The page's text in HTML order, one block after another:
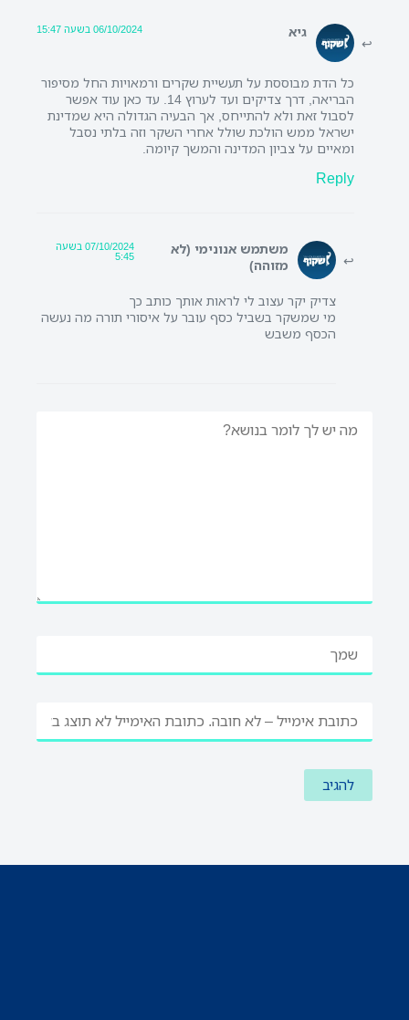
גיא 06/10/2024 בשעה 15:47
כל הדת מבוססת על תעשיית שקרים ורמאויות החל מסיפור
הבריאה, דרך צדיקים ועד לערוץ 14. עד כאן עוד אפשר
לסבול זאת ולא להתייחס, אך הבעיה הגדולה היא שמדינת
ישראל ממש הולכת שולל אחרי השקר וזה בלתי נסבל
ומאיים על צביון המדינה והמשך קיומה.
Reply
משתמש אנונימי (לא
מזוהה)
07/10/2024 בשעה
5:45
צדיק יקר עצוב לי לראות אותך כותב כך
מי שמשקר בשביל כסף עובר על איסורי תורה מה נעשה
הכסף משבש